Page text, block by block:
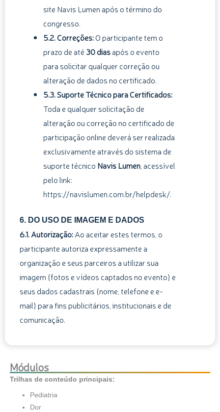
site Navis Lumen após o término do
congresso.
5.2. Correções:O participante tem o
prazo de até 30 diasapós o evento
para solicitar qualquer correção ou
alteração de dados no certificado.
5.3. Suporte Técnico para Certificados:
Toda e qualquer solicitação de
alteração ou correção no certificado de
participação online deverá ser realizada
exclusivamente através do sistema de
suporte técnico Navis Lumen , acessível
pelo link:
https://navislumen.com.br/helpdesk/.
6. DO USO DE IMAGEM E DADOS
6.1. Autorização:Ao aceitar estes termos, o
participante autoriza expressamente a
organização e seus parceiros a utilizar sua
imagem (fotos e vídeos captados no evento) e
seus dados cadastrais (nome, telefone e e-
mail) para fins publicitários, institucionais e de
comunicação.
Módulos
Trilhas de conteúdo principais:
Pediatria
Dor